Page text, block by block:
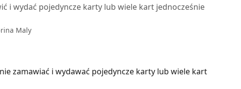
i wydać pojedyncze karty lub wiele kart jednocześnie
Maly
zamawiać i wydawać pojedyncze karty lub wiele kart